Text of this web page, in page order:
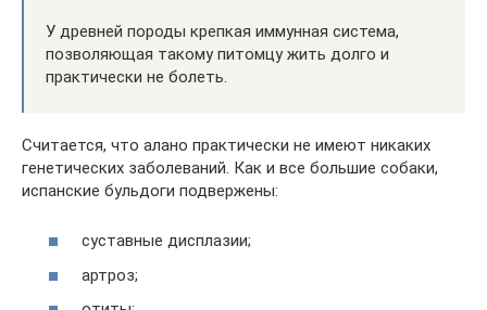
У древней породы крепкая иммунная система,
позволяющая такому питомцу жить долго и
практически не болеть.
Считается, что алано практически не имеют никаких
генетических заболеваний. Как и все большие собаки,
испанские бульдоги подвержены:
суставные дисплазии;
артроз;